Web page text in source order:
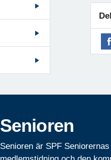
Senioren
Senioren är SPF Seniorernas